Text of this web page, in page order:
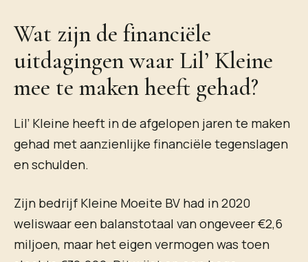
Wat zijn de financiële
uitdagingen waar Lil’ Kleine
mee te maken heeft gehad?
Lil’ Kleine heeft in de afgelopen jaren te maken
gehad met aanzienlijke financiële tegenslagen
en schulden.
Zijn bedrijf Kleine Moeite BV had in 2020
weliswaar een balanstotaal van ongeveer €2,6
miljoen, maar het eigen vermogen was toen